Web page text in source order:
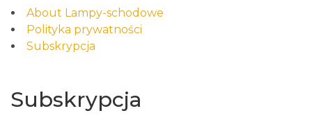
About Lampy-schodowe
Polityka prywatności
Subskrypcja
Subskrypcja